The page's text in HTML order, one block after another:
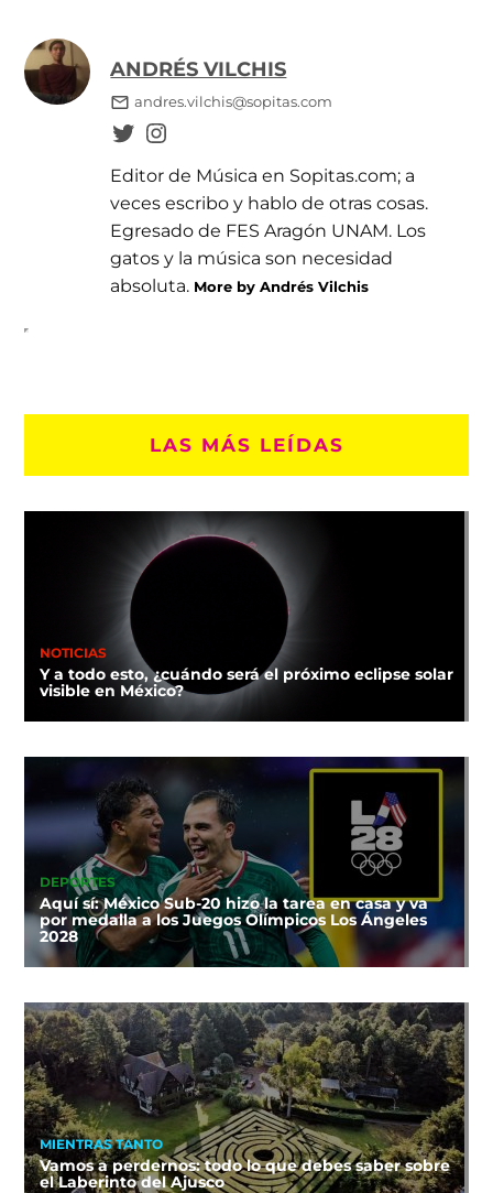
ANDRÉS VILCHIS
andres.vilchis@sopitas.com
Editor de Música en Sopitas.com; a
veces escribo y hablo de otras cosas.
Egresado de FES Aragón UNAM. Los
gatos y la música son necesidad
absoluta. More by Andrés Vilchis
LAS MÁS LEÍDAS
NOTICIAS
Y a todo esto, ¿cuándo será el próximo eclipse solar
visible en México?
DEPORTES
Aquí sí: México Sub-20 hizo la tarea en casa y va
por medalla a los Juegos Olímpicos Los Ángeles
2028
MIENTRAS TANTO
Vamos a perdernos: todo lo que debes saber sobre
el Laberinto del Ajusco